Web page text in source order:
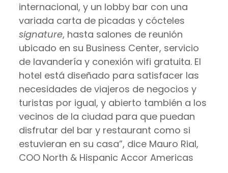
internacional, y un lobby bar con una
variada carta de picadas y cócteles
signature, hasta salones de reunión
ubicado en su Business Center, servicio
de lavandería y conexión wifi gratuita. El
hotel está diseñado para satisfacer las
necesidades de viajeros de negocios y
turistas por igual, y abierto también a los
vecinos de la ciudad para que puedan
disfrutar del bar y restaurant como si
estuvieran en su casa”, dice Mauro Rial,
COO North & Hispanic Accor Americas